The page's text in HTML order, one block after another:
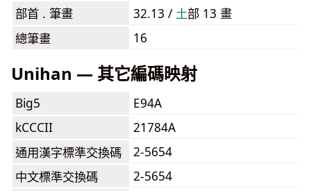
部首 . 筆畫
32.13 / ⼟部 13 畫
總筆畫
16
Unihan — 其它編碼映射
Big5
E94A
kCCCII
21784A
通用漢字標準交換碼
2-5654
中文標準交換碼
2-5654